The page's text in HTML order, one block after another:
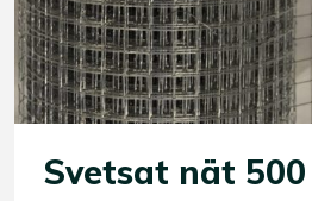
Svetsat nät 500